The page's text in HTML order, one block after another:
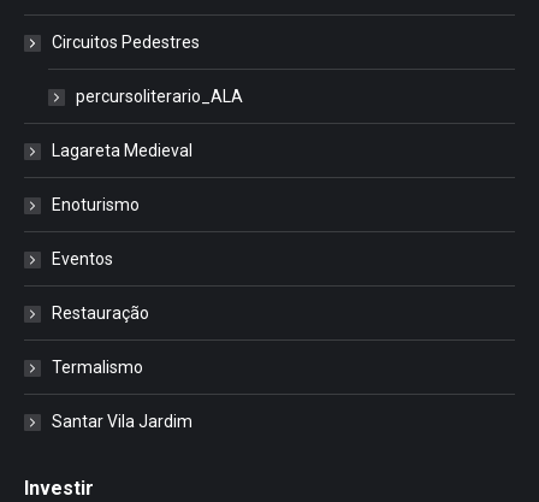
Circuitos Pedestres
percursoliterario_ALA
Lagareta Medieval
Enoturismo
Eventos
Restauração
Termalismo
Santar Vila Jardim
Investir